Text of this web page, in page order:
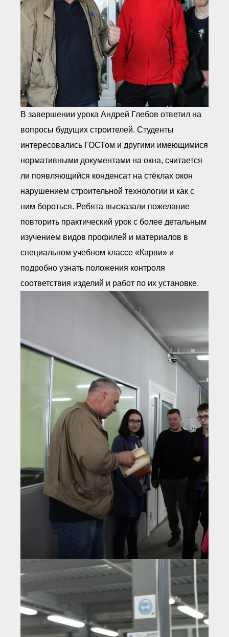
В завершении урока Андрей Глебов ответил на
вопросы будущих строителей. Студенты
интересовались ГОСТом и другими имеющимися
нормативными документами на окна, считается
ли появляющийся конденсат на стёклах окон
нарушением строительной технологии и как с
ним бороться. Ребята высказали пожелание
повторить практический урок с более детальным
изучением видов профилей и материалов в
специальном учебном классе «Карви» и
подробно узнать положения контроля
соответствия изделий и работ по их установке.